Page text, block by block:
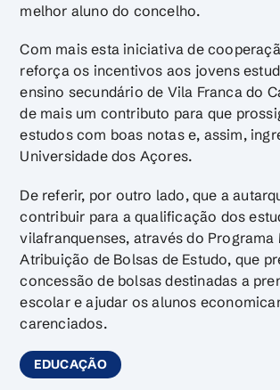
melhor aluno do concelho.
Com mais esta iniciativa de
reforça os incentivos aos jovens
ensino secundário de Vila Franca do
de mais um contributo para que
estudos com boas notas e, assim,
Universidade dos Açores.
De referir, por outro lado, que a
contribuir para a qualificação dos
vilafranquenses, através do Programa
Atribuição de Bolsas de Estudo, que
concessão de bolsas destinadas a
escolar e ajudar os alunos
carenciados.
EDUCAÇÃO